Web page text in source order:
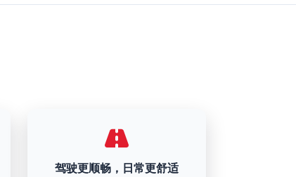
驾驶更顺畅，日常更舒适